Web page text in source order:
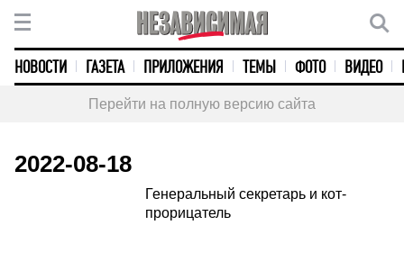
НОВОСТИ ГАЗЕТА ПРИЛОЖЕНИЯ ТЕМЫ ФОТО ВИДЕО
Перейти на полную версию сайта
2022-08-18
Генеральный секретарь и кот-
прорицатель